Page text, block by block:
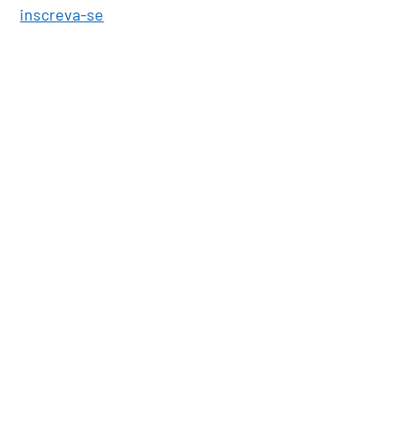
inscreva-se